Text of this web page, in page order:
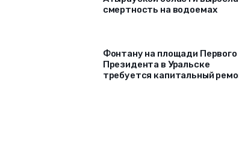
смертность на водоемах
Фонтану на площади Первого
Президента в Уральске
требуется капитальный